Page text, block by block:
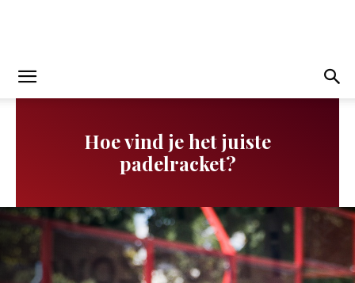
Hoe vind je het juiste
padelracket?